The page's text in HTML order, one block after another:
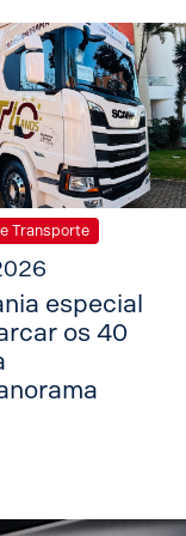
Transporte
especial
os 40